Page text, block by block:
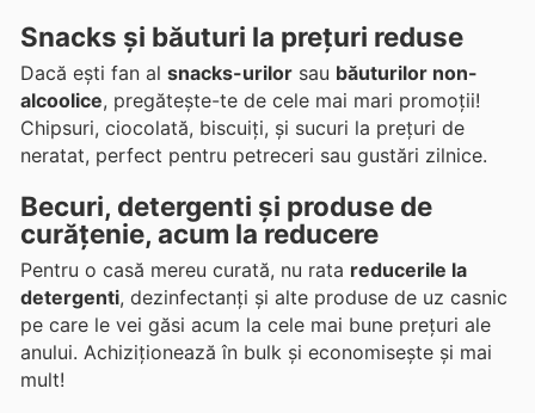
Snacks și băuturi la prețuri reduse
Dacă ești fan al snacks-urilor sau băuturilor non-
alcoolice, pregătește-te de cele mai mari promoții!
Chipsuri, ciocolată, biscuiți, și sucuri la prețuri de
neratat, perfect pentru petreceri sau gustări zilnice.
Becuri, detergenti și produse de
curățenie, acum la reducere
Pentru o casă mereu curată, nu rata reducerile la
detergenti, dezinfectanți și alte produse de uz casnic
pe care le vei găsi acum la cele mai bune prețuri ale
anului. Achiziționează în bulk și economisește și mai
mult!